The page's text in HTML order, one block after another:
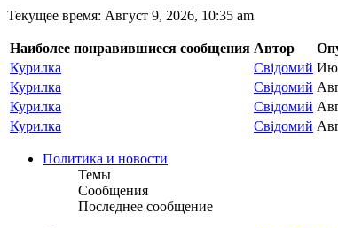
Текущее время: Август 9, 2026, 10:35 am
Наиболее понравившиеся сообщения Автор
Курилка
Свідомий
Курилка
Свідомий
Курилка
Свідомий
Курилка
Свідомий
Политика и новости
Темы
Сообщения
Последнее сообщение